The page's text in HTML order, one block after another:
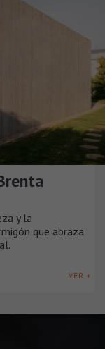
y la
que abraza
VER +